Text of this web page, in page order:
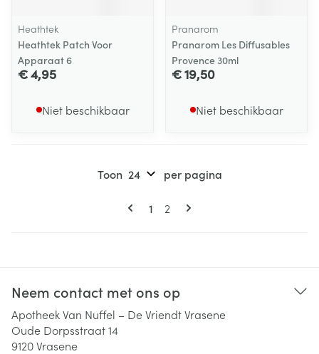
Heathtek
Heathtek Patch Voor
Apparaat 6
€ 4,95
Niet beschikbaar
Pranarom
Pranarom Les Diffusables
Provence 30ml
€ 19,50
Niet beschikbaar
Pagina's
U lees momenteel pagina
1 Pagina
2
Toon per pagina
Neem contact met ons op
Apotheek Van Nuffel – De Vriendt Vrasene
Oude Dorpsstraat 14
9120Vrasene